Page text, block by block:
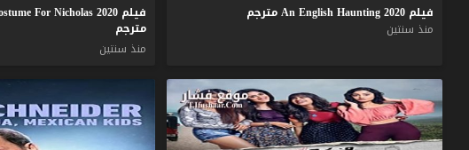
فيلم AnEnglishHaunting2020
مترجم
منذ سنتين
فيلم A Costume For Nicholas 2020
مترجم
منذ سنتين